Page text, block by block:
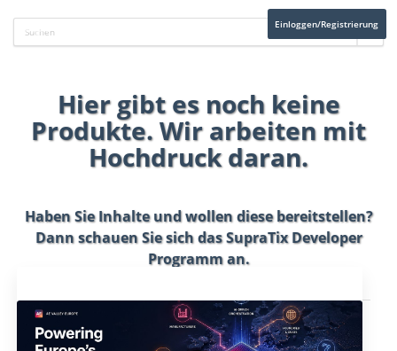
Einloggen/Registrierung
Hier gibt es noch keine
Produkte. Wir arbeiten mit
Hochdruck daran.
Haben Sie Inhalte und wollen diese bereitstellen?
Dann schauen Sie sich dasSupraTix Developer
Programman.